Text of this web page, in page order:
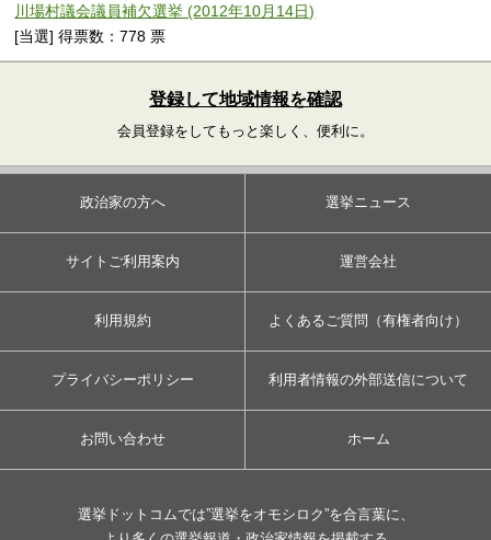
川場村議会議員補欠選挙 (2012年10月14日)
[当選] 得票数：778 票
登録して地域情報を確認
会員登録をしてもっと楽しく、便利に。
政治家の方へ 選挙ニュース
サイトご利用案内 運営会社
利用規約 よくあるご質問（有権者向け）
プライバシーポリシー 利用者情報の外部送信について
お問い合わせ ホーム
選挙ドットコムでは”選挙をオモシロク”を合言葉に、